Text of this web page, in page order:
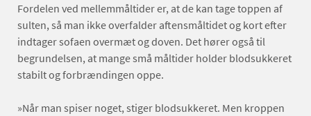
Fordelen ved mellemmåltider er, at de kan tage toppen af
sulten, så man ikke overfalder aftensmåltidet og kort efter
indtager sofaen overmæt og doven. Det hører også til
begrundelsen, at mange små måltider holder blodsukkeret
stabilt og forbrændingen oppe.
»Når man spiser noget, stiger blodsukkeret. Men kroppen